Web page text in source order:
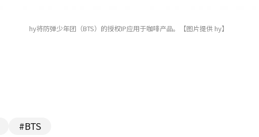
hy将防弹少年团（BTS）的授权IP应用于咖啡产品。【图片提供 hy】
#BTS